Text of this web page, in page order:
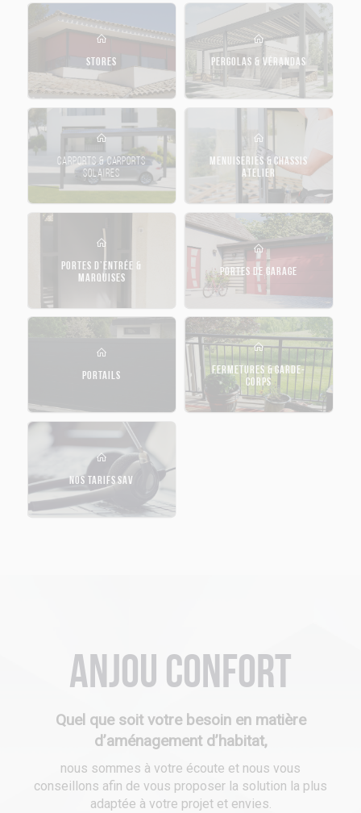
STORES PERGOLAS & VÉRANDAS
CARPORTS & CARPORTS
SOLAIRES
MENUISERIES & CHASSIS
ATELIER
PORTES D’ENTRÉE &
MARQUISES
PORTES DE GARAGE
PORTAILS
FERMETURES & GARDE-
CORPS
NOS TARIFS SAV
Anjou Confort
Quel que soit votre besoin en matière
d’aménagement d’habitat,
nous sommes à votre écoute et nous vous
conseillons afin de vous proposer la solution la plus
adaptée à votre projet et envies.